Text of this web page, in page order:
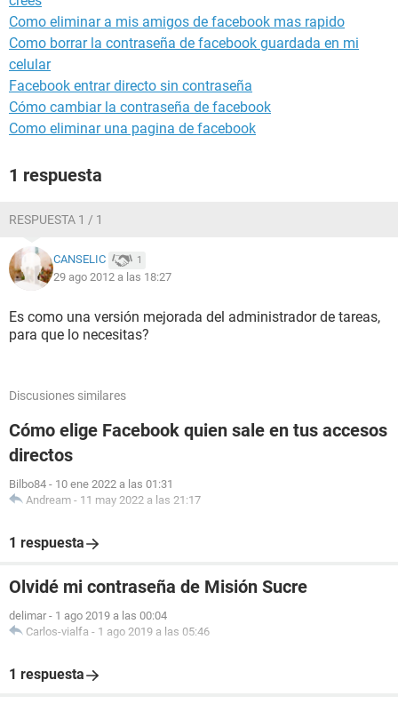
Como eliminar a mis amigos de facebook mas rapido
Como borrar la contraseña de facebook guardada en mi
celular
Facebook entrar directo sin contraseña
Cómo cambiar la contraseña de facebook
Como eliminar una pagina de facebook
1 respuesta
RESPUESTA 1 / 1
CANSELIC 1
29 ago 2012 a las 18:27
Es como una versión mejorada del administrador de tareas,
para que lo necesitas?
Discusiones similares
Cómo elige Facebook quien sale en tus accesos
directos
Bilbo84 - 10 ene 2022 a las 01:31
Andream - 11 may 2022 a las 21:17
1 respuesta
Olvidé mi contraseña de Misión Sucre
delimar - 1 ago 2019 a las 00:04
Carlos-vialfa - 1 ago 2019 a las 05:46
1 respuesta